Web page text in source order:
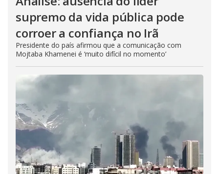
supremo da vida pública pode
corroer a confiança no Irã
Presidente do país afirmou que a comunicação com
Mojtaba Khamenei é ‘muito difícil no momento’